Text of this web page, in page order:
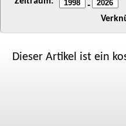
-
Dieser Artikel ist ein